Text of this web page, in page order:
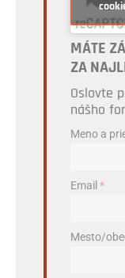
MÁTE
ZA
Oslovte
nášho
Meno a
Email *
Mesto/